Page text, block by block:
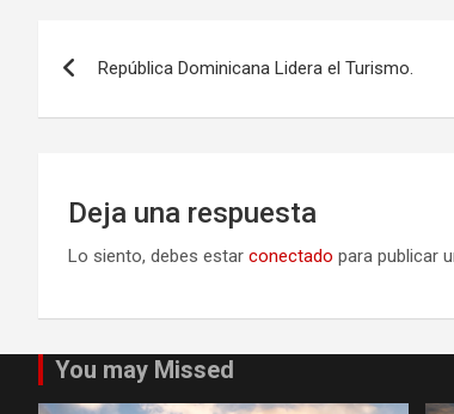
República Dominicana Lidera el Turismo.
Deja una respuesta
Lo siento, debes estar conectado para publicar
You may Missed